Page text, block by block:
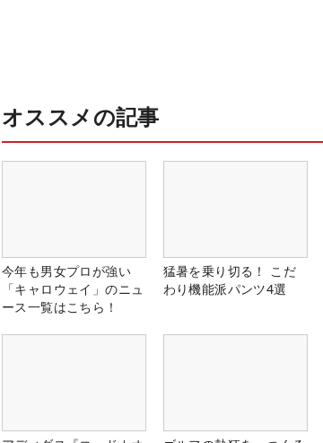
オススメの記事
今年も男女プロが強い
「キャロウェイ」のニュ
ース一覧はこちら！
猛暑を乗り切る！ こだ
わり機能派パンツ4選